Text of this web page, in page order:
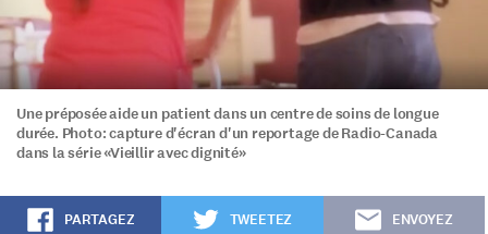
Une préposée aide un patient dans un centre de soins de longue
durée. Photo: capture d'écran d'un reportage de Radio-Canada
dans la série «Vieillir avec dignité»
PARTAGEZ TWEETEZ ENVOYEZ